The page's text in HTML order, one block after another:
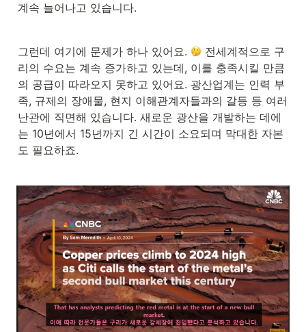
계속 늘어나고 있습니다.
그런데 여기에 문제가 하나 있어요.
전세계적으로 구
리의 수요는 계속 증가하고 있는데, 이를 충족시킬 만큼
의 공급이 따라오지 못하고 있어요. 광산업계는 인력 부
족, 규제의 장애물, 현지 이해관계자들과의 갈등 등 여러
난관에 직면해 있습니다. 새로운 광산을 개발하는 데에
는 10년에서 15년까지 긴 시간이 소요되며 막대한 자본
도 필요하죠.